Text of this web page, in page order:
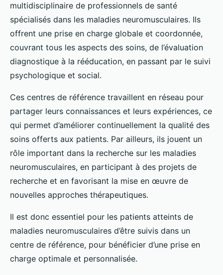
multidisciplinaire de professionnels de santé
spécialisés dans les maladies neuromusculaires. Ils
offrent une prise en charge globale et coordonnée,
couvrant tous les aspects des soins, de l’évaluation
diagnostique à la rééducation, en passant par le suivi
psychologique et social.
Ces centres de référence travaillent en réseau pour
partager leurs connaissances et leurs expériences, ce
qui permet d’améliorer continuellement la qualité des
soins offerts aux patients. Par ailleurs, ils jouent un
rôle important dans la recherche sur les maladies
neuromusculaires, en participant à des projets de
recherche et en favorisant la mise en œuvre de
nouvelles approches thérapeutiques.
Il est donc essentiel pour les patients atteints de
maladies neuromusculaires d’être suivis dans un
centre de référence, pour bénéficier d’une prise en
charge optimale et personnalisée.